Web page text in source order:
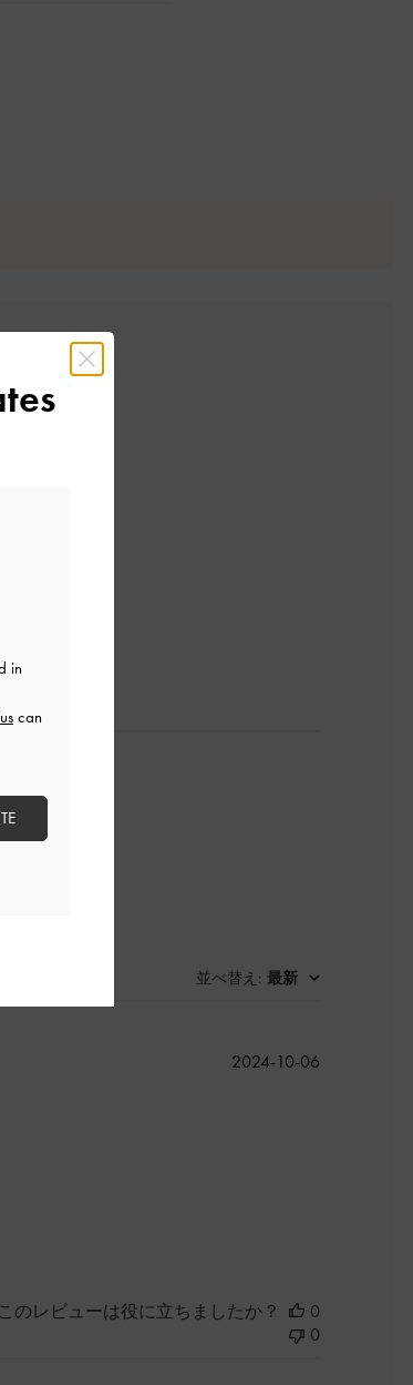
並べ替え : 最新
公
2024-10-06
このレビューは役に立ちましたか？
0
0
in
can